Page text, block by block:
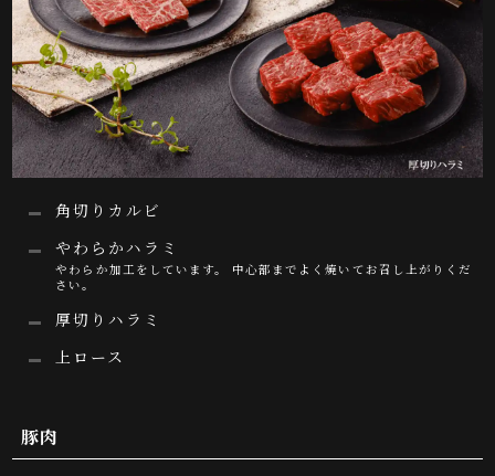
角切りカルビ
やわらかハラミ
やわらか加工をしています。 中心部までよく焼いてお召し上がりくだ
さい。
厚切りハラミ
上ロース
豚肉